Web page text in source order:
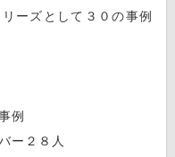
ーズとして３０の事例
例
ー２８人